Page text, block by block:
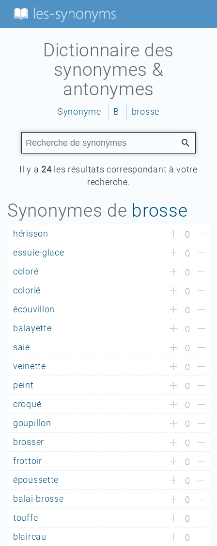
Dictionnaire des
synonymes &
antonymes
Synonyme B brosse
Il y a 24les résultats correspondant à votre
recherche.
Synonymes de brosse
hérisson
0
essuie-glace
0
coloré
0
colorié
0
écouvillon
0
balayette
0
saie
0
veinette
0
peint
0
croqué
0
goupillon
0
brosser
0
frottoir
0
époussette
0
balai-brosse
0
touffe
0
blaireau
0